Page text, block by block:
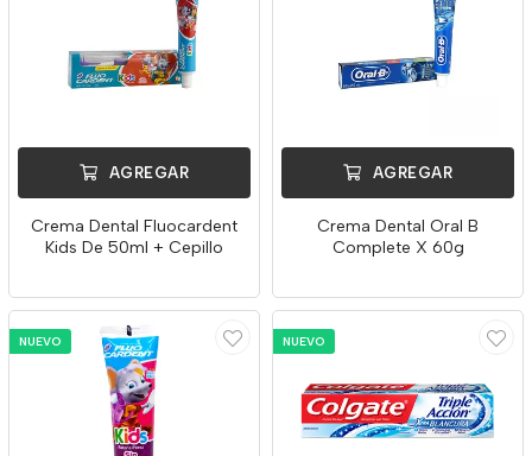
AGREGAR
Crema Dental Fluocardent
Kids De 50ml + Cepillo
AGREGAR
Crema Dental Oral B
Complete X 60g
NUEVO NUEVO